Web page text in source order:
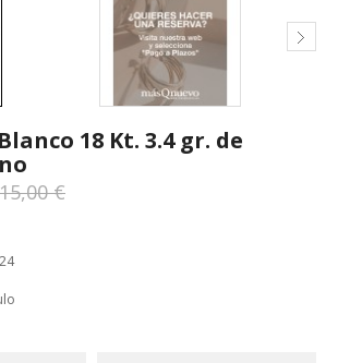
18 Kt. 3.4 gr. de
€